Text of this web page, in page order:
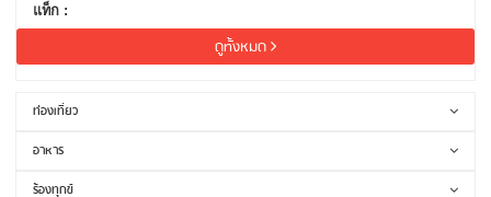
แท็ก :
ดูทั้งหมด
ท่องเที่ยว
อาหาร
ร้องทุกข์